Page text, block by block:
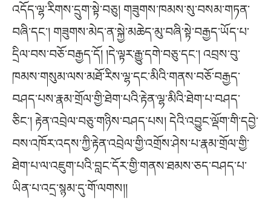
འདོད་ལྷ་རིགས་དྲུག་སྟེ་བཅུ། གཟུགས་ཁམས་སུ་བསམ་གཏན་
བཞི་དང་། གཟུགས་མེད་ན་སྐྱེ་མཆེད་མུ་བཞི་སྟེ་བརྒྱད་ཡོད་པ་
དྲིལ་བས་བཅོ་བརྒྱད་དོ། །དེ་ལྟར་རྒྱུ་དགེ་བཅུ་དང་། འབྲས་བུ་
ཁམས་གསུམ་ལས་མཐོ་རིས་ལྷ་དང་མིའི་གནས་བཅོ་བརྒྱད་
བཤད་པས་རྣམ་གྲོལ་གྱི་ཐེག་པའི་རྟེན་ལྷ་མིའི་ཐེག་པ་བཤད་
ཅིང་། རྟེན་འབྲེལ་བཅུ་གཉིས་བཤད་པས། དེའི་འབྱུང་ལྡོག་གི་དབྱེ་
བས་འཁོར་འདས་ཀྱི་རྟེན་འབྲེལ་གྱི་འགྲོས་ཤེས་པ་རྣམ་གྲོལ་གྱི་
ཐེག་པ་ལ་འཇུག་པའི་བླང་དོར་གྱི་གནས་ཐམས་ཅད་བཤད་པ་
ཡིན་པ་འདྲ་སྙམ་དུ་གོ་ལགས།།